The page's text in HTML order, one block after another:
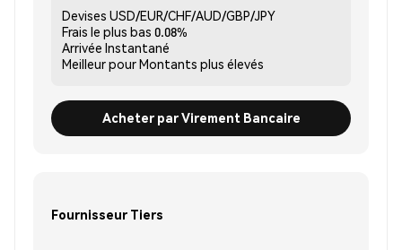
Devises USD/EUR/CHF/AUD/GBP/JPY
Frais le plus bas 0.08%
Arrivée Instantané
Meilleur pourMontants plus élevés
Acheter par Virement Bancaire
Fournisseur Tiers